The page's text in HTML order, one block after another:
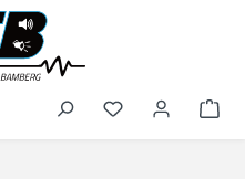
Du hast 0